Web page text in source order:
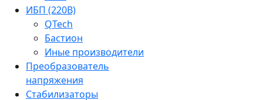
ИБП (220В)
QTech
Бастион
Иные производители
Преобразователь
напряжения
Стабилизаторы